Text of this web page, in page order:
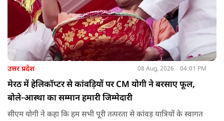
के विद्यालय का भ्रमण कर विद्यार्थियों के साथ संवाद स्थापित करें.
उत्तर प्रदेश 08 Aug, 2026 04:01 PM
मेरठ में हेलिकॉप्टर से कांवड़ियों पर CM योगी ने बरसाए फूल,
बोले-आस्था का सम्मान हमारी जिम्मेदारी
सीएम योगी ने कहा कि हम सभी पूरी तत्परता से कांवड़ यात्रियों के स्वागत